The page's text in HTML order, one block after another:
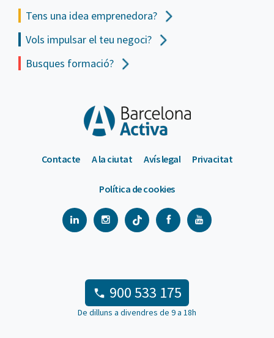
Tens una idea emprenedora?
Vols impulsar el teu negoci?
Busques formació?
Contacte A la ciutat Avís legal Privacitat
Política de cookies
900 533 175
De dilluns a divendres de 9 a 18h